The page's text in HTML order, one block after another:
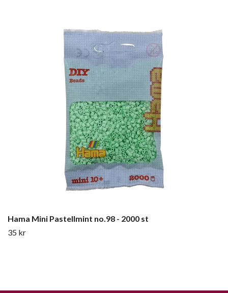
Hama Mini Pastellmint no.98 - 2000 st
35 kr